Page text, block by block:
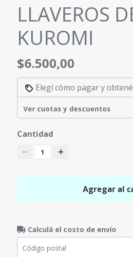
LLAVEROS
KUROMI
$6.500,00
Elegí cómo pagar y
Ver cuotas y descuentos
Cantidad
1
Agregar al
Calculá el costo de envío